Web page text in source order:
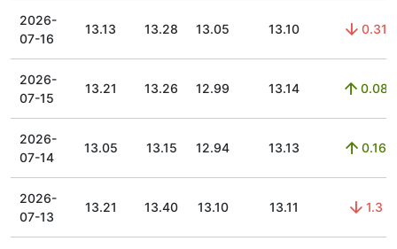
2026-
07-16
13.13 13.28 13.05 13.10 0.31
2026-
07-15
13.21 13.26 12.99 13.14 0.08
2026-
07-14
13.05 13.15 12.94 13.13 0.16
2026-
07-13
13.21 13.40 13.10 13.11 1.3